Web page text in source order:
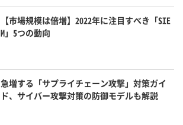
【市場規模は倍増】2022年に注目すべき「SIE
M」5つの動向
急増する「サプライチェーン攻撃」対策ガイ
ド、サイバー攻撃対策の防御モデルも解説